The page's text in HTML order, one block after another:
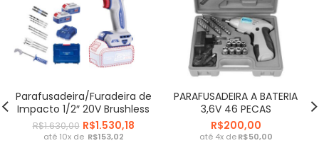
Parafusadeira/Furadeira de
Impacto 1/2″ 20V Brushless
Tramontina Total
R$1.630,00 R$1.530,18
R$
PARAFUSADEIRA A BATERIA
3,6V 46 PECAS
R$
R$